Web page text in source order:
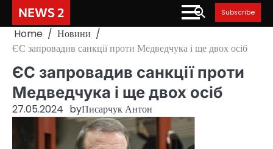
content
NEWS 2 Subscribe
Home
Новини
ЄС запровадив санкції проти Медведчука і ще двох осіб
ЄС запровадив санкції проти
Медведчука і ще двох осіб
27.05.2024 byПисарчук Антон